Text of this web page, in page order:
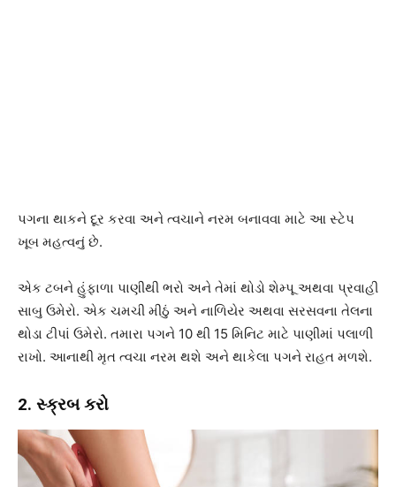
પગના થાકને દૂર કરવા અને ત્વચાને નરમ બનાવવા માટે આ સ્ટેપ
ખૂબ મહત્વનું છે.
એક ટબને હુંફાળા પાણીથી ભરો અને તેમાં થોડો શેમ્પૂ અથવા પ્રવાહી
સાબુ ઉમેરો. એક ચમચી મીઠું અને નાળિયેર અથવા સરસવના તેલના
થોડા ટીપાં ઉમેરો. તમારા પગને 10 થી 15 મિનિટ માટે પાણીમાં પલાળી
રાખો. આનાથી મૃત ત્વચા નરમ થશે અને થાકેલા પગને રાહત મળશે.
2. સ્ક્રબ કરો